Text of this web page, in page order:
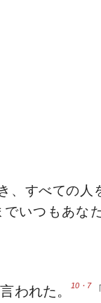
、すべての人
いつもあな
われた。 10・7